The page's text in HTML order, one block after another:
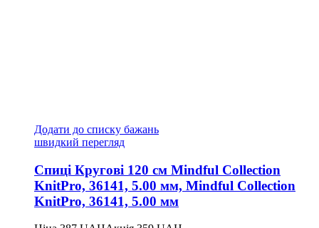
Додати до списку бажань
швидкий перегляд
Спиці Кругові 120 см Mindful Collection
KnitPro, 36141, 5.00 мм, Mindful Collection
KnitPro, 36141, 5.00 мм